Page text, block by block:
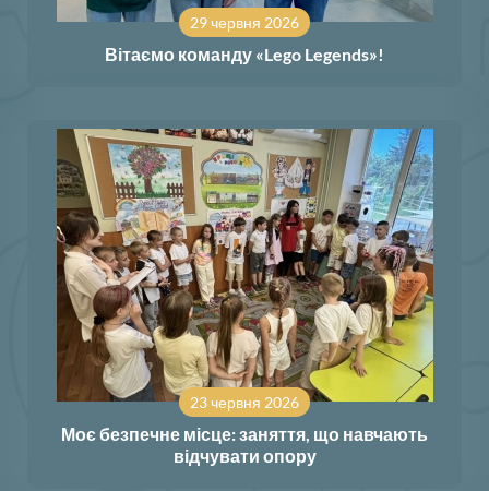
29 червня 2026
Вітаємо команду «Lego Legends»!
23 червня 2026
Моє безпечне місце: заняття, що навчають
відчувати опору